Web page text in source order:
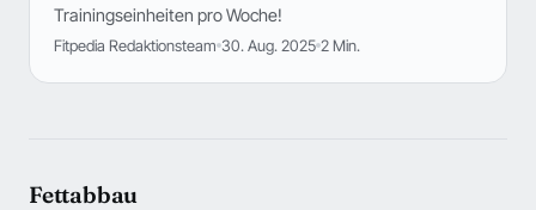
Trainingseinheiten pro Woche!
Fitpedia Redaktionsteam 30. Aug. 2025 2 Min.
Fettabbau